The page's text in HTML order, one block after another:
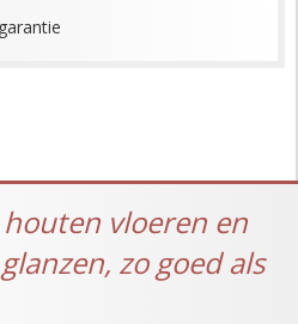
vloeren en
zo goed als